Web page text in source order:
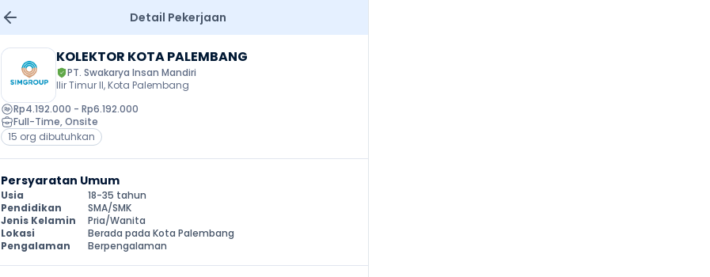
Detail Pekerjaan
KOLEKTOR KOTA PALEMBANG
PT. Swakarya Insan Mandiri
Ilir Timur II, Kota Palembang
Rp4.192.000 - Rp6.192.000
Full-Time, Onsite
15 org dibutuhkan
Persyaratan Umum
Usia
18-35 tahun
Pendidikan
SMA/SMK
Jenis Kelamin
Pria/Wanita
Lokasi
Berada pada Kota Palembang
Pengalaman
Berpengalaman